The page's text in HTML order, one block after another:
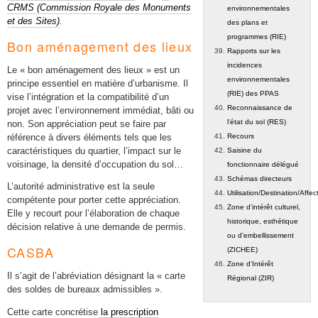
environnementales
des plans et
programmes (RIE)
Rapports sur les
incidences
environnementales
(RIE) des PPAS
Reconnaissance de
l'état du sol (RES)
Recours
Saisine du
fonctionnaire délégué
Schémas directeurs
Utilisation/Destination/
Zone d'intérêt culturel,
historique, esthétique
ou d’embellissement
(ZICHEE)
Zone d'Intérêt
Régional (ZIR)
CRMS (Commission Royale des Monuments
et des Sites)
Bon aménagement des lieux
Le « bon aménagement des lieux » est un
principe essentiel en matière d’urbanisme. Il
vise l’intégration et la compatibilité d’un
projet avec l’environnement immédiat, bâti ou
non. Son appréciation peut se faire par
référence à divers éléments tels que les
caractéristiques du quartier, l’impact sur le
voisinage, la densité d’occupation du sol…
L’autorité administrative est la seule
compétente pour porter cette appréciation.
Elle y recourt pour l’élaboration de chaque
décision relative à une demande de permis.
CASBA
Il s’agit de l’abréviation désignant la « carte
des soldes de bureaux admissibles ».
Cette carte concrétise la prescription